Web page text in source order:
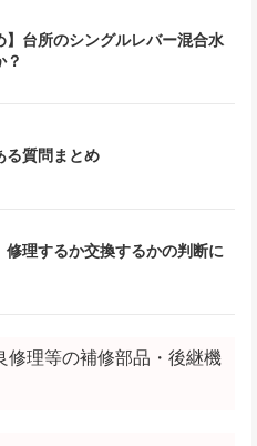
】台所のシングルレバー混合水
？
る質問まとめ
修理するか交換するかの判断に
修理等の補修部品・後継機